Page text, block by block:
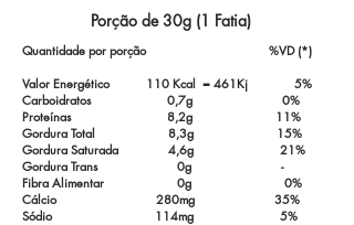
Porção de 30g (1 Fatia)
Quantidade por porção %VD (*)
Valor Energético 110 Kcal = 461Kj 5%
Carboidratos 0,7g 0%
Proteínas 8,2g 11%
Gordura Total 8,3g 15%
Gordura Saturada 4,6g 21%
Gordura Trans 0g -
Fibra Alimentar 0g 0%
Cálcio 280mg 35%
Sódio 114mg 5%